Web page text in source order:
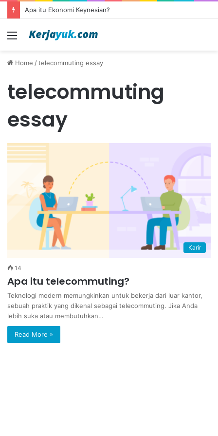
Apa itu Ekonomi Keynesian?
Menu
Home /telecommuting essay
telecommuting
essay
Karir
14
Apa itu telecommuting?
Teknologi modern memungkinkan untuk bekerja dari luar kantor,
sebuah praktik yang dikenal sebagai telecommuting. Jika Anda
lebih suka atau membutuhkan…
Read More »